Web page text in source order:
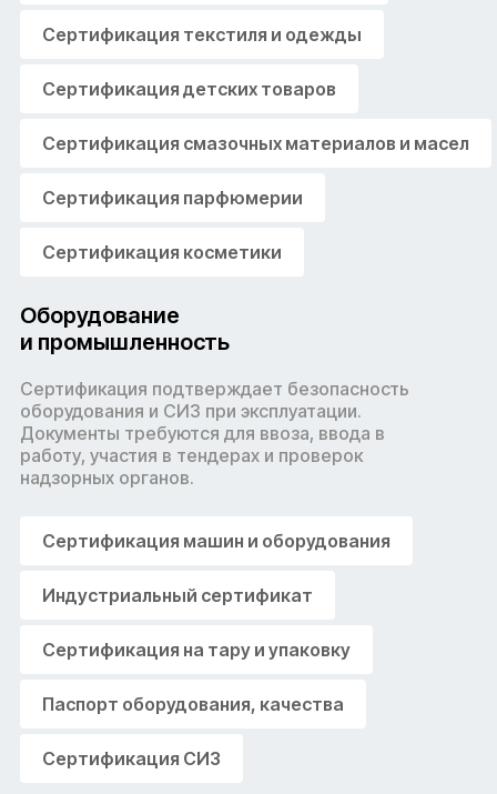
Индустриальный сертификат
Паспорт оборудования, качества
Сертификация на тару и упаковку
Сертификация детских товаров
Сертификация текстиля и одежды
Сертификация смазочных материалов и масел
Сертификация СИЗ
Сертификация парфюмерии
Сертификация машин и оборудования
Сертификация косметики
Сертификация подтверждает безопасность
оборудования и СИЗ при эксплуатации.
Документы требуются для ввоза, ввода в
работу, участия в тендерах и проверок
надзорных органов.
Оборудование
и промышленность
Сертификация качества